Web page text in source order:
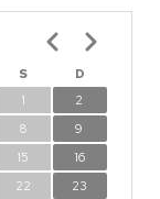
S
D
1
2
8
9
15
16
22 23
Paginación